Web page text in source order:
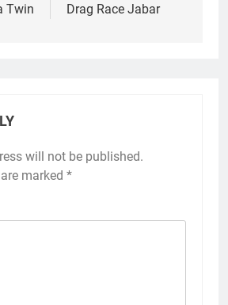
Twin
Drag Race Jabar
will not be published.
marked *